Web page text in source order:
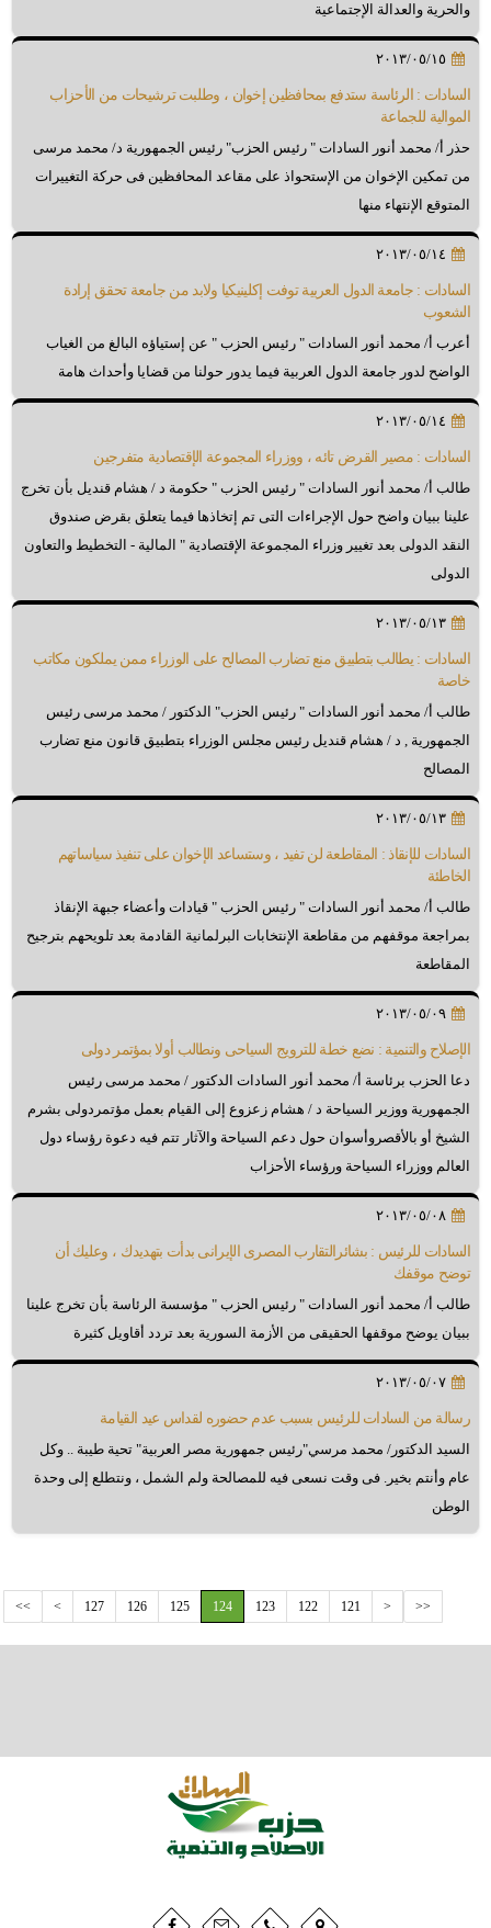
والحرية والعدالة الإجتماعية
٢٠١٣/٠٥/١٥
السادات : الرئاسة ستدفع بمحافظين إخوان ، وطلبت ترشيحات من الأحزاب
الموالية للجماعة
حذر أ/ محمد أنور السادات " رئيس الحزب" رئيس الجمهورية د/ محمد مرسى
من تمكين الإخوان من الإستحواذ على مقاعد المحافظين فى حركة التغييرات
المتوقع الإنتهاء منها
٢٠١٣/٠٥/١٤
السادات : جامعة الدول العربية توفت إكلينيكيا ولابد من جامعة تحقق إرادة
الشعوب
أعرب أ/ محمد أنور السادات " رئيس الحزب " عن إستياؤه البالغ من الغياب
الواضح لدور جامعة الدول العربية فيما يدور حولنا من قضايا وأحداث هامة
٢٠١٣/٠٥/١٤
السادات : مصير القرض تائه ، ووزراء المجموعة الإقتصادية متفرجين
طالب أ/ محمد أنور السادات " رئيس الحزب " حكومة د / هشام قنديل بأن تخرج
علينا ببيان واضح حول الإجراءات التى تم إتخاذها فيما يتعلق بقرض صندوق
النقد الدولى بعد تغيير وزراء المجموعة الإقتصادية " المالية - التخطيط والتعاون
الدولى
٢٠١٣/٠٥/١٣
السادات : يطالب بتطبيق منع تضارب المصالح على الوزراء ممن يملكون مكاتب
خاصة
طالب أ/ محمد أنور السادات " رئيس الحزب" الدكتور / محمد مرسى رئيس
الجمهورية , د / هشام قنديل رئيس مجلس الوزراء بتطبيق قانون منع تضارب
المصالح
٢٠١٣/٠٥/١٣
السادات للإنقاذ : المقاطعة لن تفيد ، وستساعد الإخوان على تنفيذ سياساتهم
الخاطئة
طالب أ/ محمد أنور السادات " رئيس الحزب " قيادات وأعضاء جبهة الإنقاذ
بمراجعة موقفهم من مقاطعة الإنتخابات البرلمانية القادمة بعد تلويحهم بترجيح
المقاطعة
٢٠١٣/٠٥/٠٩
الإصلاح والتنمية : نضع خطة للترويج السياحى ونطالب أولا بمؤتمر دولى
دعا الحزب برئاسة أ/ محمد أنور السادات الدكتور / محمد مرسى رئيس
الجمهورية ووزير السياحة د / هشام زعزوع إلى القيام بعمل مؤتمردولى بشرم
الشيخ أو بالأقصروأسوان حول دعم السياحة والآثار تتم فيه دعوة رؤساء دول
العالم ووزراء السياحة ورؤساء الأحزاب
٢٠١٣/٠٥/٠٨
السادات للرئيس : بشائرالتقارب المصرى الإيرانى بدأت بتهديدك ، وعليك أن
توضح موقفك
طالب أ/ محمد أنور السادات " رئيس الحزب " مؤسسة الرئاسة بأن تخرج علينا
ببيان يوضح موقفها الحقيقى من الأزمة السورية بعد تردد أقاويل كثيرة
٢٠١٣/٠٥/٠٧
رسالة من السادات للرئيس بسبب عدم حضوره لقداس عيد القيامة
السيد الدكتور/ محمد مرسي"رئيس جمهورية مصر العربية" تحية طيبة .. وكل
عام وأنتم بخير. فى وقت نسعى فيه للمصالحة ولم الشمل ، ونتطلع إلى وحدة
الوطن
<<
<
121
122
123
124
125
126
127
>
>>